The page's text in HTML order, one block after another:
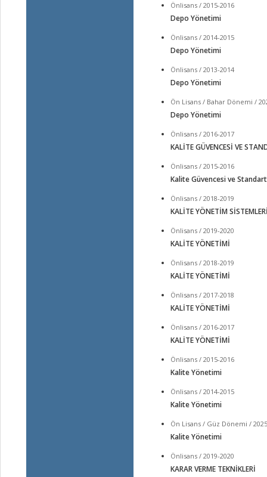
Önlisans / 2015-2016
Depo Yönetimi
Önlisans / 2014-2015
Depo Yönetimi
Önlisans / 2013-2014
Depo Yönetimi
Ön Lisans / Bahar Dönemi /
Depo Yönetimi
Önlisans / 2016-2017
KALİTE GÜVENCESİ VE
Önlisans / 2015-2016
Kalite Güvencesi ve
Önlisans / 2018-2019
KALİTE YÖNETİM
Önlisans / 2019-2020
KALİTE YÖNETİMİ
Önlisans / 2018-2019
KALİTE YÖNETİMİ
Önlisans / 2017-2018
KALİTE YÖNETİMİ
Önlisans / 2016-2017
KALİTE YÖNETİMİ
Önlisans / 2015-2016
Kalite Yönetimi
Önlisans / 2014-2015
Kalite Yönetimi
Ön Lisans / Güz Dönemi /
Kalite Yönetimi
Önlisans / 2019-2020
KARAR VERME TEKNİKLERİ